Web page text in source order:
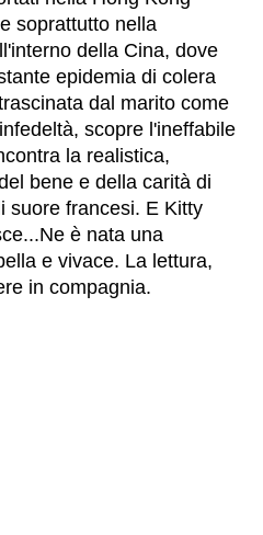
soprattutto nella
della Cina, dove
epidemia di colera
dal marito come
scopre l'ineffabile
la realistica,
bene e della carità di
suore francesi. E Kitty
è nata una
e vivace. La lettura,
in compagnia.